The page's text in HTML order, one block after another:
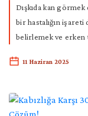
Dışkıda kan
bir hastalığın
belirlemek ve erken
11 Haziran 2025